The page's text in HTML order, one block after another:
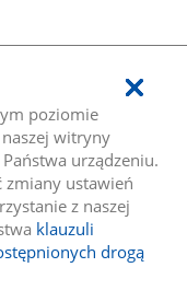
poziomie
witryny
urządzeniu.
zmiany ustawień
z naszej
klauzuli
drogą